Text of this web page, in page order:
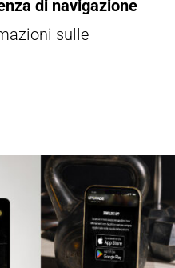
di navigazione
sulle